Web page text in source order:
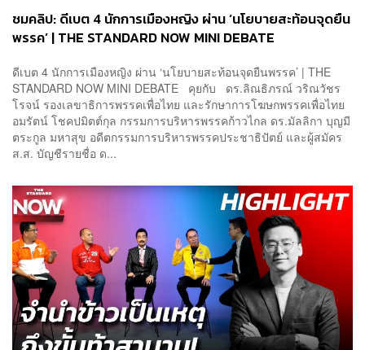
ชมคลิป: ดีเบต 4 นักการเมืองหญิง ผ่าน ‘นโยบายสะท้อนจุดยืน
พรรค’ | THE STANDARD NOW MINI DEBATE
ดีเบต 4 นักการเมืองหญิง ผ่าน ‘นโยบายสะท้อนจุดยืนพรรค’ | THE
STANDARD NOW MINI DEBATE คุยกับ ดร.ลิณธิภรณ์ วริณวัชร
โรจน์ รองเลขาธิการพรรคเพื่อไทย และรักษาการโฆษกพรรคเพื่อไทย
อมรัตน์ โชคปมิตต์กุล กรรมการบริหารพรรคก้าวไกล ดร.มัลลิกา บุญมี
ตระกูล มหาสุข อดีตกรรมการบริหารพรรคประชาธิปัตย์ และผู้สมัคร
ส.ส. บัญชีรายชื่อ ด...